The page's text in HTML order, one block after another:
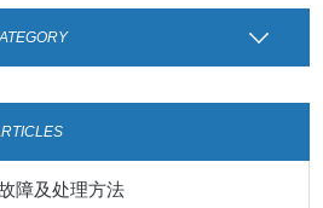
障及处理方法